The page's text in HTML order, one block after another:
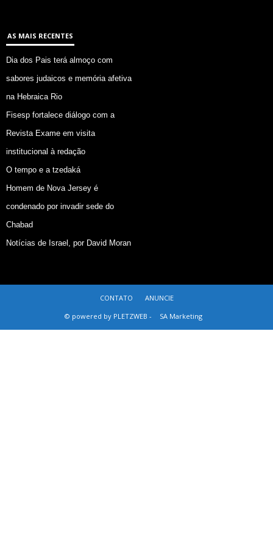
AS MAIS RECENTES
Dia dos Pais terá almoço com
sabores judaicos e memória afetiva
na Hebraica Rio
Fisesp fortalece diálogo com a
Revista Exame em visita
institucional à redação
O tempo e a tzedaká
Homem de Nova Jersey é
condenado por invadir sede do
Chabad
Notícias de Israel, por David Moran
CONTATO
ANUNCIE
© powered by PLETZWEB -
SA Marketing